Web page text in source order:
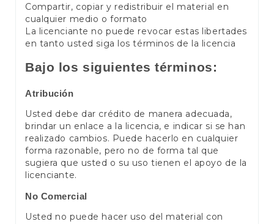
Compartir, copiar y redistribuir el material en
cualquier medio o formato
La licenciante no puede revocar estas libertades
en tanto usted siga los términos de la licencia
Bajo los siguientes términos:
Atribución
Usted debe dar crédito de manera adecuada,
brindar un enlace a la licencia, e indicar si se han
realizado cambios. Puede hacerlo en cualquier
forma razonable, pero no de forma tal que
sugiera que usted o su uso tienen el apoyo de la
licenciante.
No Comercial
Usted no puede hacer uso del material con